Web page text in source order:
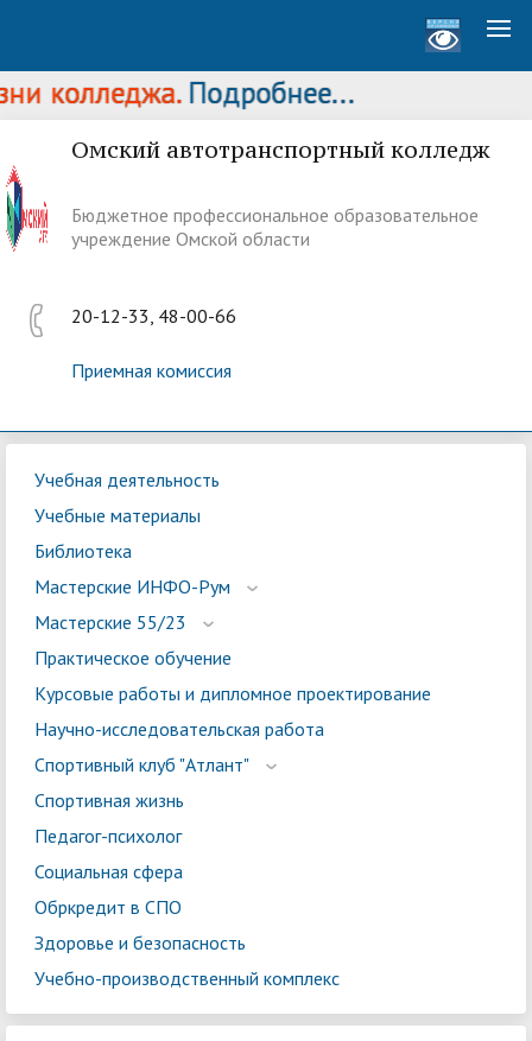
колледжа.Подробнее...
Омский автотранспортный колледж
Бюджетное профессиональное образовательное
учреждение Омской области
20-12-33, 48-00-66
Приемная комиссия
Учебная деятельность
Учебные материалы
Библиотека
Мастерские ИНФО-Рум
Мастерские 55/23
Практическое обучение
Курсовые работы и дипломное проектирование
Научно-исследовательская работа
Спортивный клуб "Атлант"
Спортивная жизнь
Педагог-психолог
Социальная сфера
Обркредит в СПО
Здоровье и безопасность
Учебно-производственный комплекс